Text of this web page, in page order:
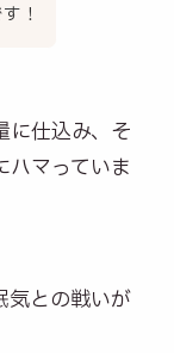
！
に仕込み、そ
ハマっていま
気との戦いが